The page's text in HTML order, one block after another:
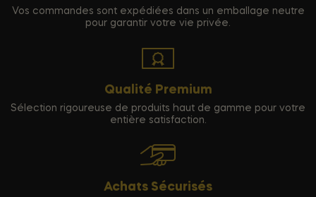
Vos commandes sont expédiées dans un emballage neutre
pour garantir votre vie privée.
Qualité Premium
Sélection rigoureuse de produits haut de gamme pour votre
entière satisfaction.
Achats Sécurisés